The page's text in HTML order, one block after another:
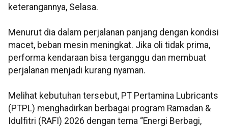
keterangannya, Selasa.
Menurut dia dalam perjalanan panjang dengan kondisi
macet, beban mesin meningkat. Jika oli tidak prima,
performa kendaraan bisa terganggu dan membuat
perjalanan menjadi kurang nyaman.
Melihat kebutuhan tersebut, PT Pertamina Lubricants
(PTPL) menghadirkan berbagai program Ramadan &
Idulfitri (RAFI) 2026 dengan tema “Energi Berbagi,